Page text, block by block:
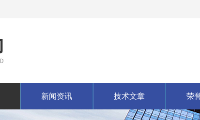
新闻资讯 技术文章 荣